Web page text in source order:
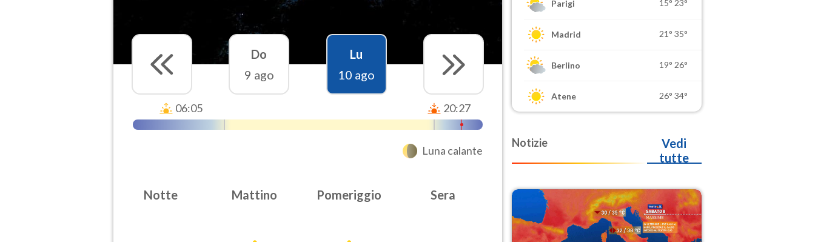
Do
9 ago
Lu
10 ago
06:05 20:27
Luna calante
Notte Mattino Pomeriggio Sera
Parigi 15° 23°
Madrid 21° 35°
Berlino 19° 26°
Atene 26° 34°
Notizie
Vedi
tutte